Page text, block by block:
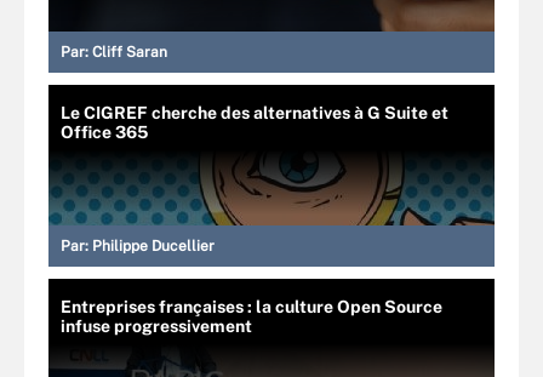
Par: Cliff Saran
Le CIGREF cherche des alternatives à G Suite et
Office 365
Par: Philippe Ducellier
Entreprises françaises : la culture Open Source
infuse progressivement